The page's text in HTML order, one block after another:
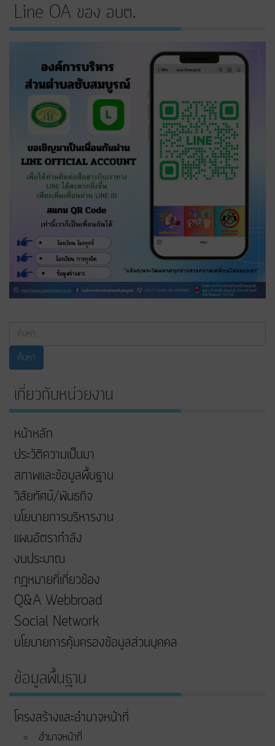
Line OA ของ อบต.
ค้นหา...
ค้นหา
เกี่ยวกับหน่วยงาน
หน้าหลัก
ประวัติความเป็นมา
สภาพและข้อมูลพื้นฐาน
วิสัยทัศน์/พันธกิจ
นโยบายการบริหารงาน
แผนอัตรากำลัง
งบประมาณ
กฎหมายที่เกี่ยวข้อง
Q&A Webbroad
Social Network
นโยบายการคุ้มครองข้อมูลส่วนบุคคล
ข้อมูลพื้นฐาน
โครงสร้างและอำนาจหน้าที่
อำนาจหน้าที่